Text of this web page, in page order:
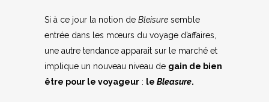
Si à ce jour la notion de Bleisure semble
entrée dans les mœurs du voyage d’affaires,
une autre tendance apparait sur le marché et
implique un nouveau niveau de gain de bien
être pour le voyageur : le Bleasure.